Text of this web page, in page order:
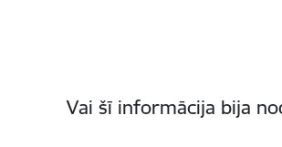
Vai šī informācija bija